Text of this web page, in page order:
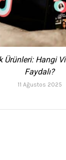
Ürünleri: Hangi
Faydalı?
11 Ağustos 2025